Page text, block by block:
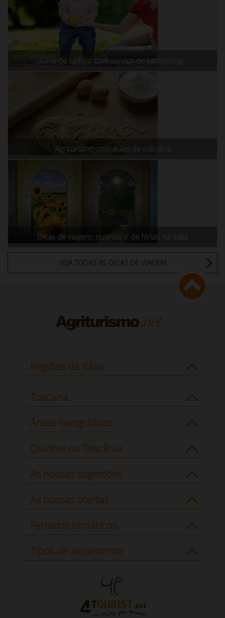
Casa de campo com serviço de babysitting.
Agriturismo com aulas de culinária
Dicas de viagem: quando ir de férias na Itália
VEJA TODAS AS DICAS DE VIAGEM
Regiões de Itália
Toscana
Áreas Geográficas
Quintas na Toscânia
As nossas sugestões
As nossas ofertas
Feriados temáticos
Tipos de alojamento